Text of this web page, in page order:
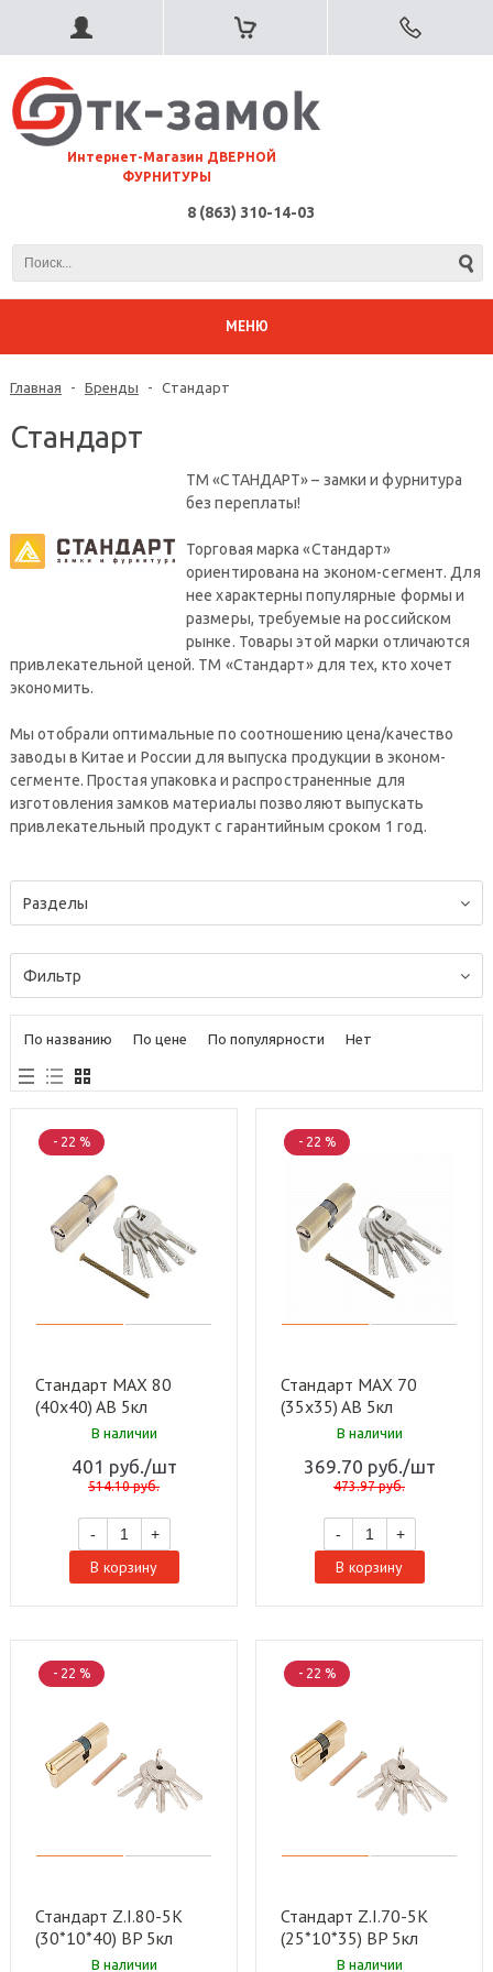
⠀Интернет-Магазин ДВЕРНОЙ
ФУРНИТУРЫ
8 (863) 310-14-03
МЕНЮ
Главная - Бренды - Стандарт
Стандарт
ТМ «СТАНДАРТ» – замки и фурнитура
без переплаты!
Торговая марка «Стандарт»
ориентирована на эконом-сегмент. Для
нее характерны популярные формы и
размеры, требуемые на российском
рынке. Товары этой марки отличаются
привлекательной ценой. ТМ «Стандарт» для тех, кто хочет
экономить.
Мы отобрали оптимальные по соотношению цена/качество
заводы в Китае и России для выпуска продукции в эконом-
сегменте. Простая упаковка и распространенные для
изготовления замков материалы позволяют выпускать
привлекательный продукт с гарантийным сроком 1 год.
Разделы
Фильтр
По названию По цене По популярности Нет
- 22 %
Стандарт MAX 80
(40х40) AB 5кл
ст.бронза перф.ключ/
механизм (80,10)
В наличии
401 руб. /шт
514.10руб.
- +
В корзину
- 22 %
Стандарт MAX 70
(35х35) AB 5кл
ст.бронза перф.ключ/
механизм (80,10)
В наличии
369.70 руб. /шт
473.97руб.
- +
В корзину
- 22 %
Стандарт Z.I.80-5K
(30*10*40) BP 5кл
англ.ключ/ключ
В наличии
- 22 %
Стандарт Z.I.70-5K
(25*10*35) BP 5кл
англ.ключ/ключ
В наличии